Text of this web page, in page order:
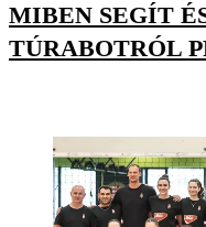
MIBEN SEGÍT
TÚRABOTRÓL